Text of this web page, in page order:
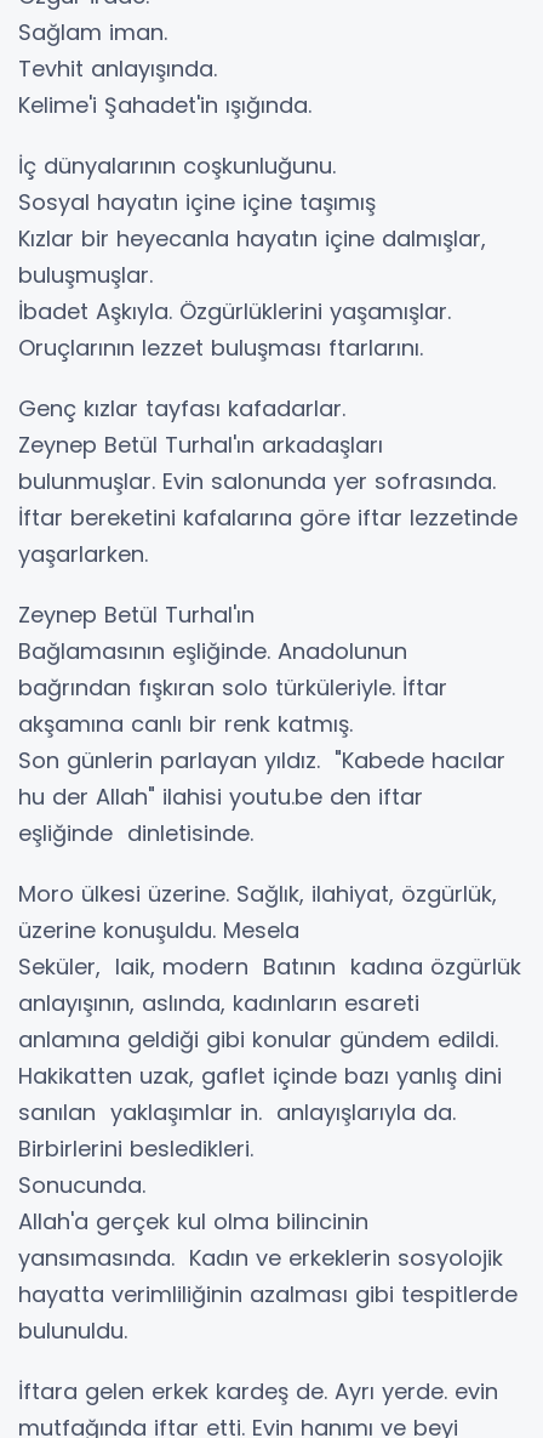
Sağlam iman.
Tevhit anlayışında.
Kelime'i Şahadet'in ışığında.
İç dünyalarının coşkunluğunu.
Sosyal hayatın içine içine taşımış
Kızlar bir heyecanla hayatın içine dalmışlar,
buluşmuşlar.
İbadet Aşkıyla. Özgürlüklerini yaşamışlar.
Oruçlarının lezzet buluşması ftarlarını.
Genç kızlar tayfası kafadarlar.
Zeynep Betül Turhal'ın arkadaşları
bulunmuşlar. Evin salonunda yer sofrasında.
İftar bereketini kafalarına göre iftar lezzetinde
yaşarlarken.
Zeynep Betül Turhal'ın
Bağlamasının eşliğinde. Anadolunun
bağrından fışkıran solo türküleriyle. İftar
akşamına canlı bir renk katmış.
Son günlerin parlayan yıldız. "Kabede hacılar
hu der Allah" ilahisi youtu.be den iftar
eşliğinde dinletisinde.
Moro ülkesi üzerine. Sağlık, ilahiyat, özgürlük,
üzerine konuşuldu. Mesela
Seküler, laik, modern Batının kadına özgürlük
anlayışının, aslında, kadınların esareti
anlamına geldiği gibi konular gündem edildi.
Hakikatten uzak, gaflet içinde bazı yanlış dini
sanılan yaklaşımlar in. anlayışlarıyla da.
Birbirlerini besledikleri.
Sonucunda.
Allah'a gerçek kul olma bilincinin
yansımasında. Kadın ve erkeklerin sosyolojik
hayatta verimliliğinin azalması gibi tespitlerde
bulunuldu.
İftara gelen erkek kardeş de. Ayrı yerde. evin
mutfağında iftar etti. Evin hanımı ve beyi